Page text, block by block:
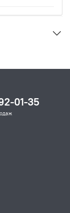
01-35